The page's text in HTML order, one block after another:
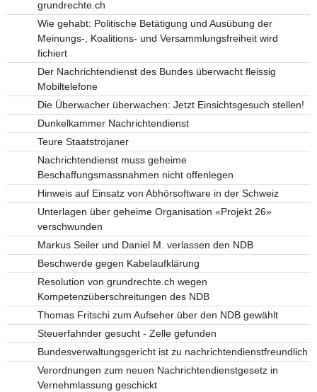
grundrechte.ch
Wie gehabt: Politische Betätigung und Ausübung der
Meinungs-, Koalitions- und Versammlungsfreiheit wird
fichiert
Der Nachrichtendienst des Bundes überwacht fleissig
Mobiltelefone
Die Überwacher überwachen: Jetzt Einsichtsgesuch stellen!
Dunkelkammer Nachrichtendienst
Teure Staatstrojaner
Nachrichtendienst muss geheime
Beschaffungsmassnahmen nicht offenlegen
Hinweis auf Einsatz von Abhörsoftware in der Schweiz
Unterlagen über geheime Organisation «Projekt 26»
verschwunden
Markus Seiler und Daniel M. verlassen den NDB
Beschwerde gegen Kabelaufklärung
Resolution von grundrechte.ch wegen
Kompetenzüberschreitungen des NDB
Thomas Fritschi zum Aufseher über den NDB gewählt
Steuerfahnder gesucht - Zelle gefunden
Bundesverwaltungsgericht ist zu nachrichtendienstfreundlich
Verordnungen zum neuen Nachrichtendienstgesetz in
Vernehmlassung geschickt